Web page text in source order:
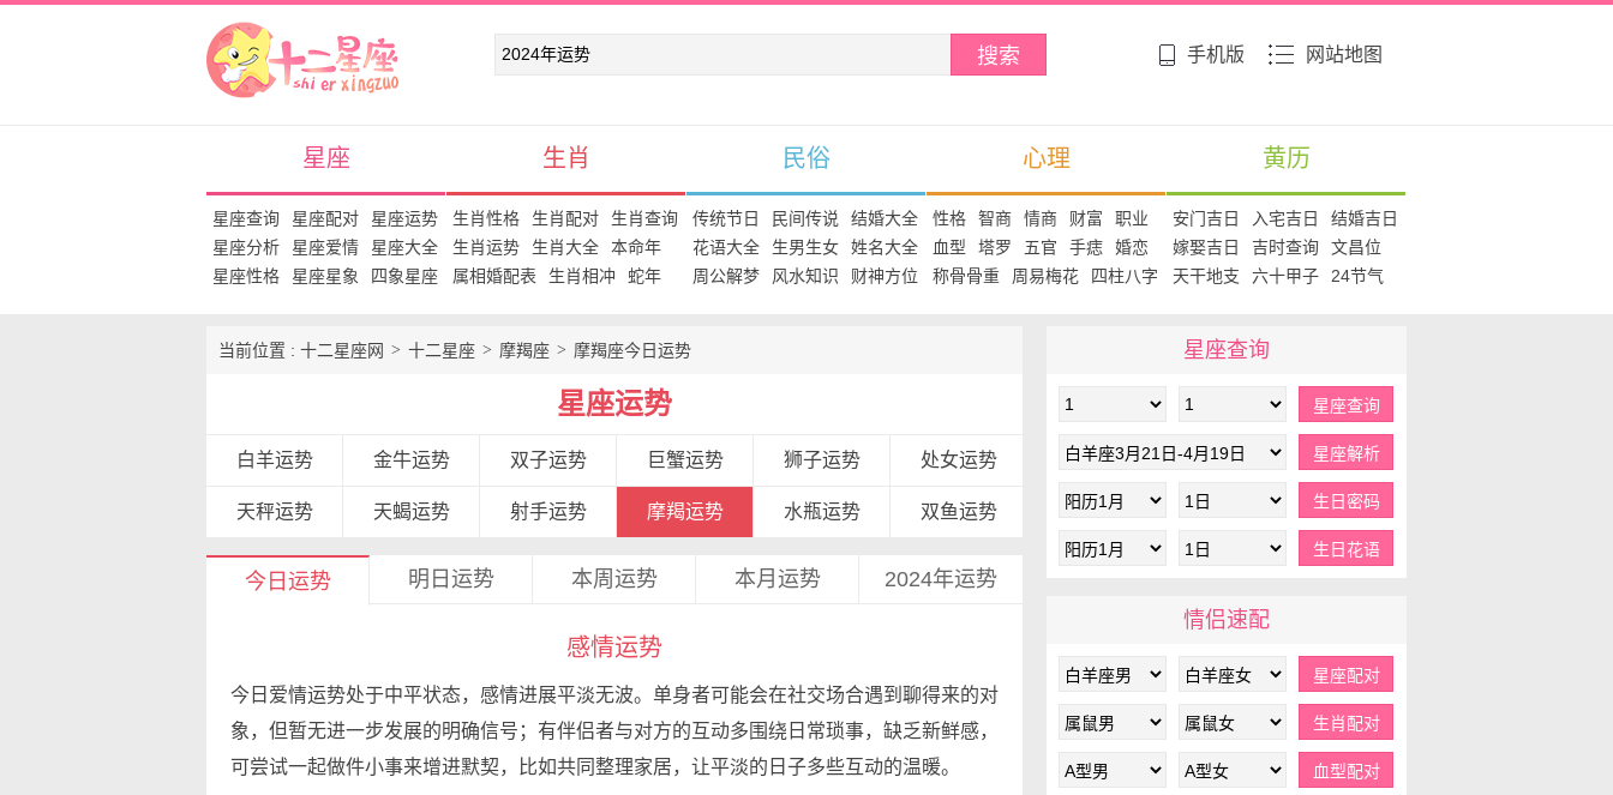
十二星座网
搜索 手机版 网站地图
星座
星座查询 星座配对
星座运势
星座分析
星座爱情
星座大全
星座性格
星座星象 四象星座
生肖
生肖性格 生肖配对
生肖查询
生肖运势
生肖大全
本命年
属相婚配表
生肖相冲 蛇年
民俗
传统节日 民间传说
结婚大全
花语大全
生男生女
姓名大全
周公解梦
风水知识 财神方位
心理
性格 智商 情商 财富
职业
血型
塔罗 五官 手痣
婚恋
称骨骨重
周易梅花 四柱八字
黄历
安门吉日 入宅吉日
结婚吉日
嫁娶吉日
吉时查询
文昌位
天干地支
六十甲子 24节气
当前位置 : 十二星座网 十二星座 摩羯座 摩羯座今日运势
星座运势
白羊运势 金牛运势 双子运势 巨蟹运势 狮子运势 处女运势
天秤运势 天蝎运势 射手运势 摩羯运势 水瓶运势 双鱼运势
今日运势 明日运势 本周运势 本月运势 2024年运势
感情运势
今日爱情运势处于中平状态，感情进展平淡无波。单身者可能会在社交场合遇到聊得来的对
象，但暂无进一步发展的明确信号；有伴侣者与对方的互动多围绕日常琐事，缺乏新鲜感，
可尝试一起做件小事来增进默契，比如共同整理家居，让平淡的日子多些互动的温暖。
星座查询
情侣速配